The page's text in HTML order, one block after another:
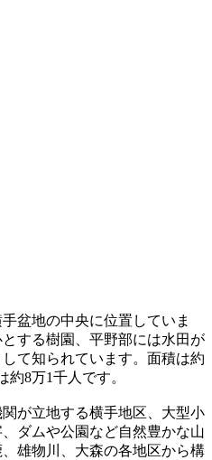
盆地の中央に位置していま
する樹園、平野部には水田が
て知られています。面積は約
約8万1千人です。
が立地する横手地区、大型小
ダムや公園など自然豊かな山
雄物川、大森の各地区から構